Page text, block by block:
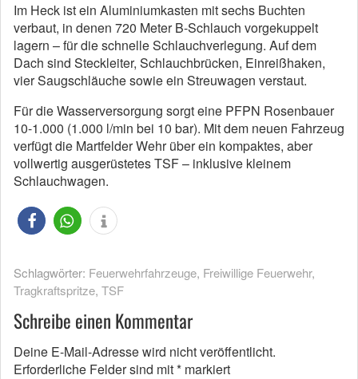
Im Heck ist ein Aluminiumkasten mit sechs Buchten
verbaut, in denen 720 Meter B-Schlauch vorgekuppelt
lagern – für die schnelle Schlauchverlegung. Auf dem
Dach sind Steckleiter, Schlauchbrücken, Einreißhaken,
vier Saugschläuche sowie ein Streuwagen verstaut.
Für die Wasserversorgung sorgt eine PFPN Rosenbauer
10-1.000 (1.000 l/min bei 10 bar). Mit dem neuen Fahrzeug
verfügt die Martfelder Wehr über ein kompaktes, aber
vollwertig ausgerüstetes TSF – inklusive kleinem
Schlauchwagen.
Schlagwörter: Feuerwehrfahrzeuge, Freiwillige Feuerwehr,
Tragkraftspritze, TSF
Schreibe einen Kommentar
Deine E-Mail-Adresse wird nicht veröffentlicht.
Erforderliche Felder sind mit* markiert